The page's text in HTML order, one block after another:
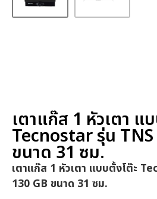
เตาแก๊ส 1 หัวเตา แ
Tecnostar รุ่น TNS
ขนาด 31 ซม.
เตาแก๊ส 1 หัวเตา แบบตั้งโต๊ะ
130 GB ขนาด 31 ซม.